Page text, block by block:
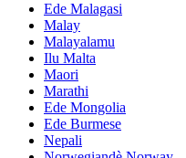
Ede Malagasi
Malay
Malayalamu
Ilu Malta
Maori
Marathi
Ede Mongolia
Ede Burmese
Nepali